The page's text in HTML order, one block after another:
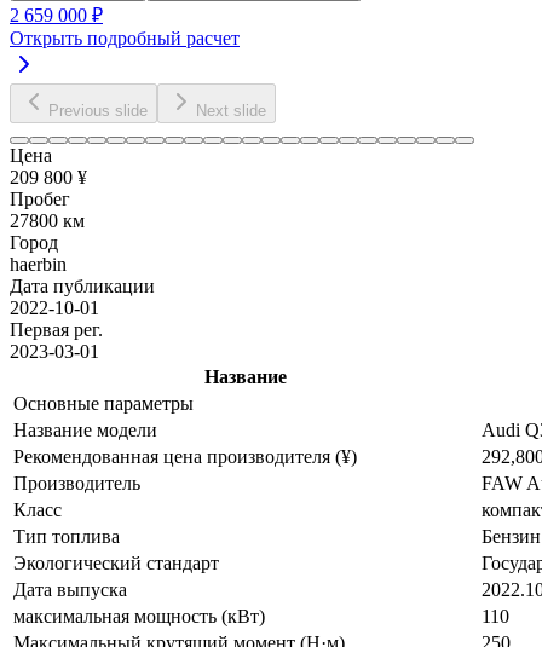
2 659 000 ₽
Открыть подробный расчет
Previous slide Next slide
Цена
209 800 ¥
Пробег
27800 км
Город
haerbin
Дата публикации
2022-10-01
Первая рег.
2023-03-01
Название
Основные параметры
Название модели
Audi
Рекомендованная цена производителя (¥)
Производитель
FAW
Класс
Тип топлива
Бензин
Экологический стандарт
Дата выпуска
максимальная мощность (кВт)
110
Максимальный крутящий момент (Н·м)
250